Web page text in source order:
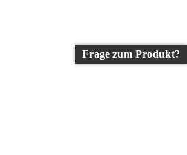
Frage zum Produkt?